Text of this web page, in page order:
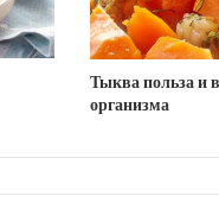
Тыква польза и
организма